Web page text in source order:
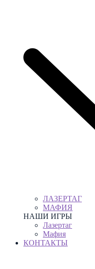
ЛАЗЕРТАГ
МАФИЯ
НАШИ ИГРЫ
Лазертаг
Мафия
КОНТАКТЫ